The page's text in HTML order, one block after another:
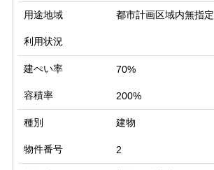
用途地域 都市計画区域内無指定
利用状況
建ぺい率 70%
容積率 200%
種別 建物
物件番号 2